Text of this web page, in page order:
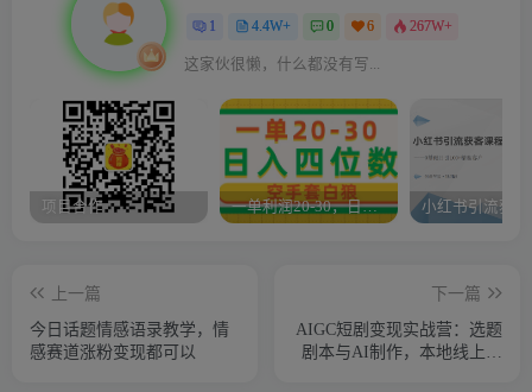
1 4.4W+ 0 6 267W+
这家伙很懒，什么都没有写...
项目合作 一单利润20-30，日入四位数，空手套白狼，只要做就能赚，简单无套路
上一篇
今日话题情感语录教学，情
感赛道涨粉变现都可以
下一篇
AIGC短剧变现实战营：选题
剧本与AI制作，本地线上双